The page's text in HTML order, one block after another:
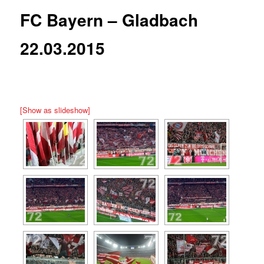
FC Bayern – Gladbach
22.03.2015
[Show as slideshow]